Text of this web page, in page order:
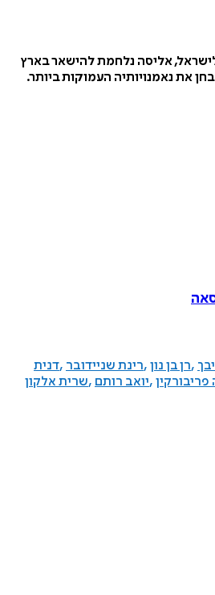
אליסה נלחמת להישאר בארץ
את נאמנויותיה העמוקות ביותר.
רן בן נון רינת שניידובר דנית
פריבורקין יואב רותם שרית אלקון